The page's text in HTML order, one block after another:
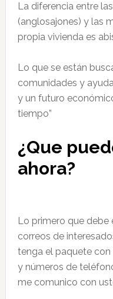
La diferencia entre
(anglosajones) y las
propia vivienda es
Lo que se están
comunidades y
y un futuro
tiempo”
¿Que
ahora?
Lo primero que debe
correos de
tenga el paquete con
y números de
me comunico con